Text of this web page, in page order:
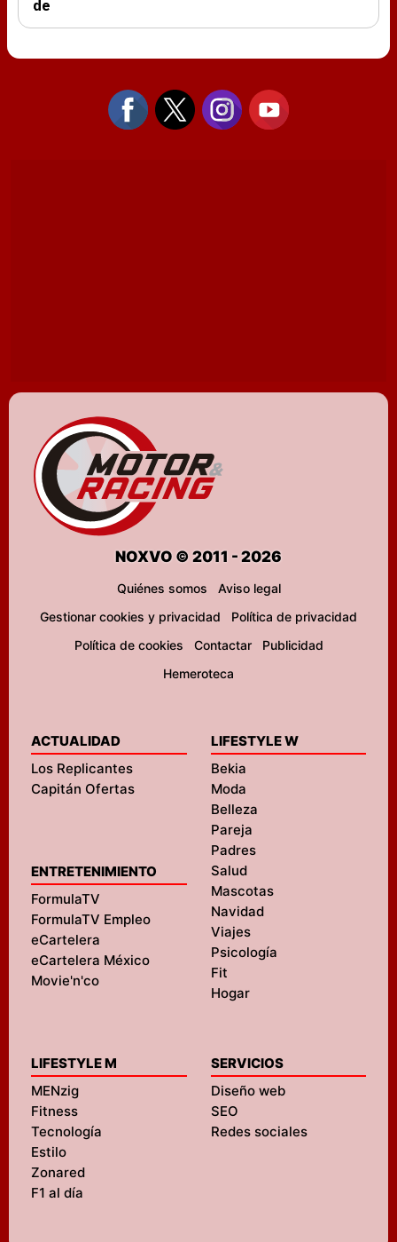
NOXVO © 2011 - 2026
Quiénes somos
Aviso legal
Gestionar cookies y privacidad
Política de privacidad
Política de cookies
Contactar
Publicidad
Hemeroteca
ACTUALIDAD
Los Replicantes
Capitán Ofertas
ENTRETENIMIENTO
FormulaTV
FormulaTV Empleo
eCartelera
eCartelera México
Movie'n'co
LIFESTYLE W
Bekia
Moda
Belleza
Pareja
Padres
Salud
Mascotas
Navidad
Viajes
Psicología
Fit
Hogar
LIFESTYLE M
MENzig
Fitness
Tecnología
Estilo
Zonared
F1 al día
SERVICIOS
Diseño web
SEO
Redes sociales